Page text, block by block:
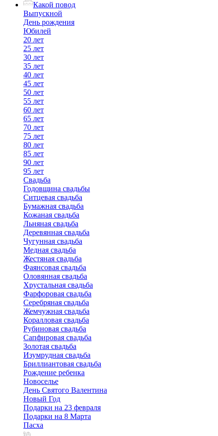
Какой повод
Выпускной
День рождения
Юбилей
20 лет
25 лет
30 лет
35 лет
40 лет
45 лет
50 лет
55 лет
60 лет
65 лет
70 лет
75 лет
80 лет
85 лет
90 лет
95 лет
Свадьба
Годовщина свадьбы
Ситцевая свадьба
Бумажная свадьба
Кожаная свадьба
Льняная свадьба
Деревянная свадьба
Чугунная свадьба
Медная свадьба
Жестяная свадьба
Фаянсовая свадьба
Оловянная свадьба
Хрустальная свадьба
Фарфоровая свадьба
Серебряная свадьба
Жемчужная свадьба
Коралловая свадьба
Рубиновая свадьба
Сапфировая свадьба
Золотая свадьба
Изумрудная свадьба
Бриллиантовая свадьба
Рождение ребенка
Новоселье
День Святого Валентина
Новый Год
Подарки на 23 февраля
Подарки на 8 Марта
Пасха